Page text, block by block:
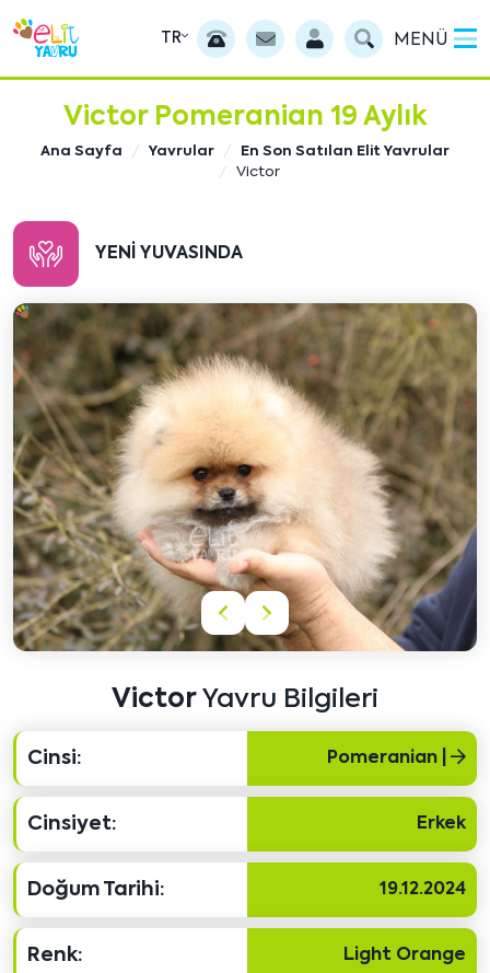
TR MENÜ
Victor Pomeranian 19 Aylık
Ana Sayfa Yavrular
En Son Satılan Elit Yavrular
Victor
YENI YUVASINDA
Önceki
içeriği
Sonraki
içeriği
Victor Yavru Bilgileri
Cinsi: Pomeranian |
Cinsiyet: Erkek
Doğum Tarihi: 19.12.2024
Renk: Light Orange